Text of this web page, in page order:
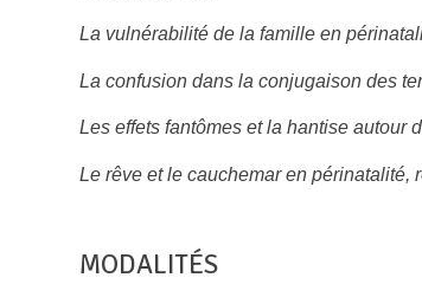
La vulnérabilité de la famille en
La confusion dans la conjugaison des
Les effets fantômes et la hantise autour
Le rêve et le cauchemar en périnatalité,
MODALITÉS